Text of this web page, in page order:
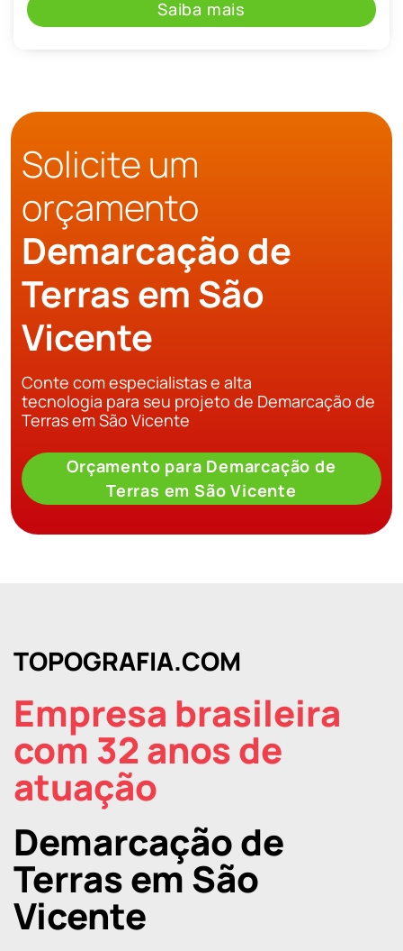
Saiba mais
Solicite um
orçamento
Demarcação de
Terras em São
Vicente
Conte com especialistas e alta
tecnologia para seu projeto de Demarcação de
Terras em São Vicente
Orçamento para Demarcação de
Terras em São Vicente
TOPOGRAFIA.COM
Empresa brasileira
com 32 anos de
atuação
Demarcação de
Terras em São
Vicente